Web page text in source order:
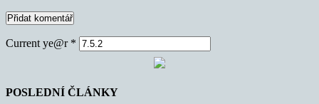
Current ye@r *
POSLEDNÍ ČLÁNKY